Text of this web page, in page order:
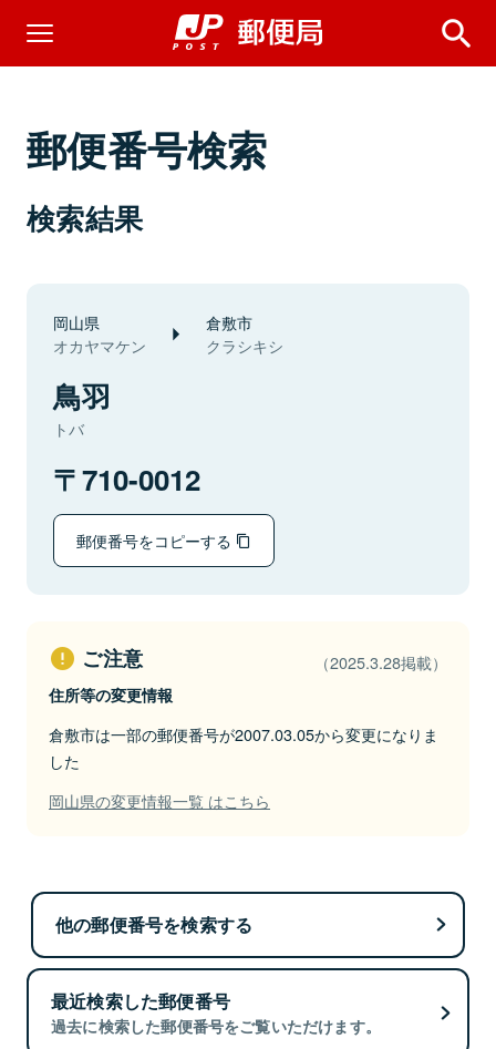
郵便番号検索
検索結果
岡山県
オカヤマケン
倉敷市
クラシキシ
鳥羽
トバ
710-0012
郵便番号をコピーする
ご注意 （2025.3.28掲載）
住所等の変更情報
倉敷市は一部の郵便番号が2007.03.05から変更になりま
した
岡山県の変更情報一覧 はこちら
他の郵便番号を検索する
最近検索した郵便番号
過去に検索した郵便番号をご覧いただけます。